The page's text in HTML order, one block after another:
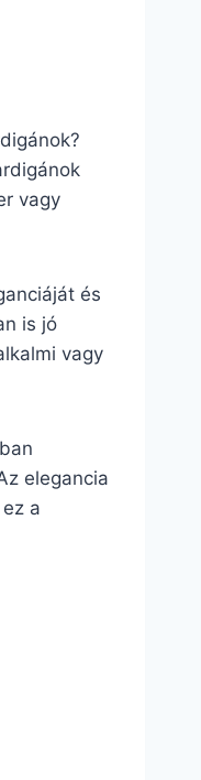
vagy
és
is jó
vagy
elegancia
a